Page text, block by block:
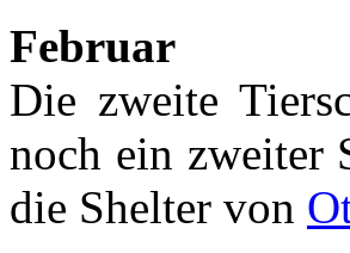
Februar
Die zweite
noch ein zweiter
die Shelter von